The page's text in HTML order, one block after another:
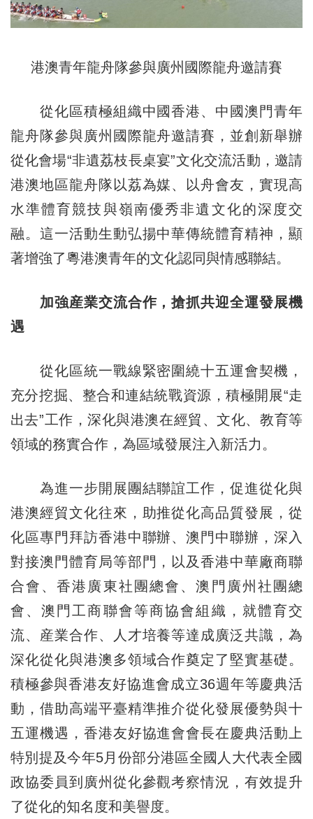
港澳青年龍舟隊參與廣州國際龍舟邀請賽
從化區積極組織中國香港、中國澳門青年
龍舟隊參與廣州國際龍舟邀請賽，並創新舉辦
從化會場“非遺荔枝長桌宴”文化交流活動，邀請
港澳地區龍舟隊以荔為媒、以舟會友，實現高
水準體育競技與嶺南優秀非遺文化的深度交
融。這一活動生動弘揚中華傳統體育精神，顯
著增強了粵港澳青年的文化認同與情感聯結。
加強産業交流合作，搶抓共迎全運發展機
遇
從化區統一戰線緊密圍繞十五運會契機，
充分挖掘、整合和連結統戰資源，積極開展“走
出去”工作，深化與港澳在經貿、文化、教育等
領域的務實合作，為區域發展注入新活力。
為進一步開展團結聯誼工作，促進從化與
港澳經貿文化往來，助推從化高品質發展，從
化區專門拜訪香港中聯辦、澳門中聯辦，深入
對接澳門體育局等部門，以及香港中華廠商聯
合會、香港廣東社團總會、澳門廣州社團總
會、澳門工商聯會等商協會組織，就體育交
流、産業合作、人才培養等達成廣泛共識，為
深化從化與港澳多領域合作奠定了堅實基礎。
積極參與香港友好協進會成立36週年等慶典活
動，借助高端平臺精準推介從化發展優勢與十
五運機遇，香港友好協進會會長在慶典活動上
特別提及今年5月份部分港區全國人大代表全國
政協委員到廣州從化參觀考察情況，有效提升
了從化的知名度和美譽度。